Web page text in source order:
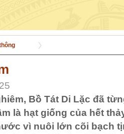
Bồ Tát Di Lặc đã
là hạt giống của hết
vì nuôi lớn cõi bạch